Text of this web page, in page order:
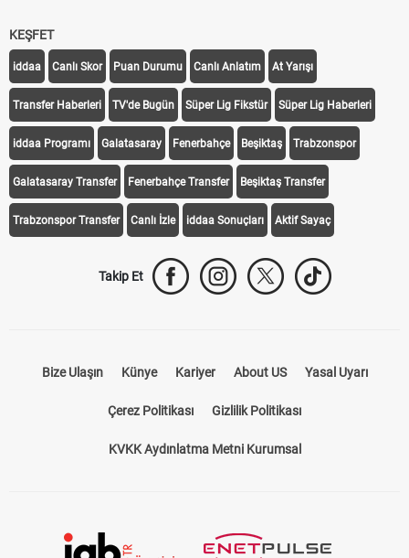
KEŞFET
iddaa Canlı Skor Puan Durumu Canlı Anlatım At Yarışı
Transfer Haberleri TV'de Bugün Süper Lig Fikstür Süper Lig Haberleri
iddaa Programı Galatasaray Fenerbahçe Beşiktaş Trabzonspor
Galatasaray Transfer Fenerbahçe Transfer Beşiktaş Transfer
Trabzonspor Transfer Canlı İzle iddaa Sonuçları Aktif Sayaç
Takip Et
Bize Ulaşın Künye Kariyer About US Yasal Uyarı
Çerez Politikası Gizlilik Politikası
KVKK Aydınlatma Metni Kurumsal